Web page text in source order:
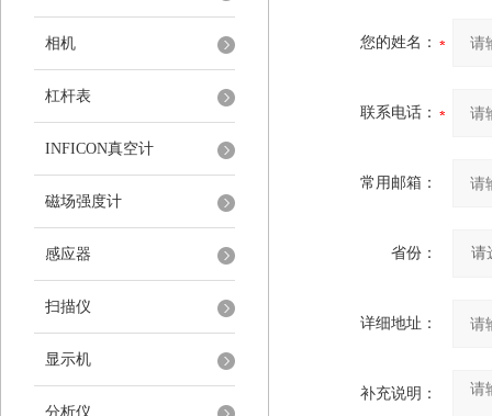
相机
杠杆表
INFICON真空计
磁场强度计
感应器
扫描仪
显示机
分析仪
您的姓名：
联系电话：
常用邮箱：
省份：
详细地址：
补充说明：